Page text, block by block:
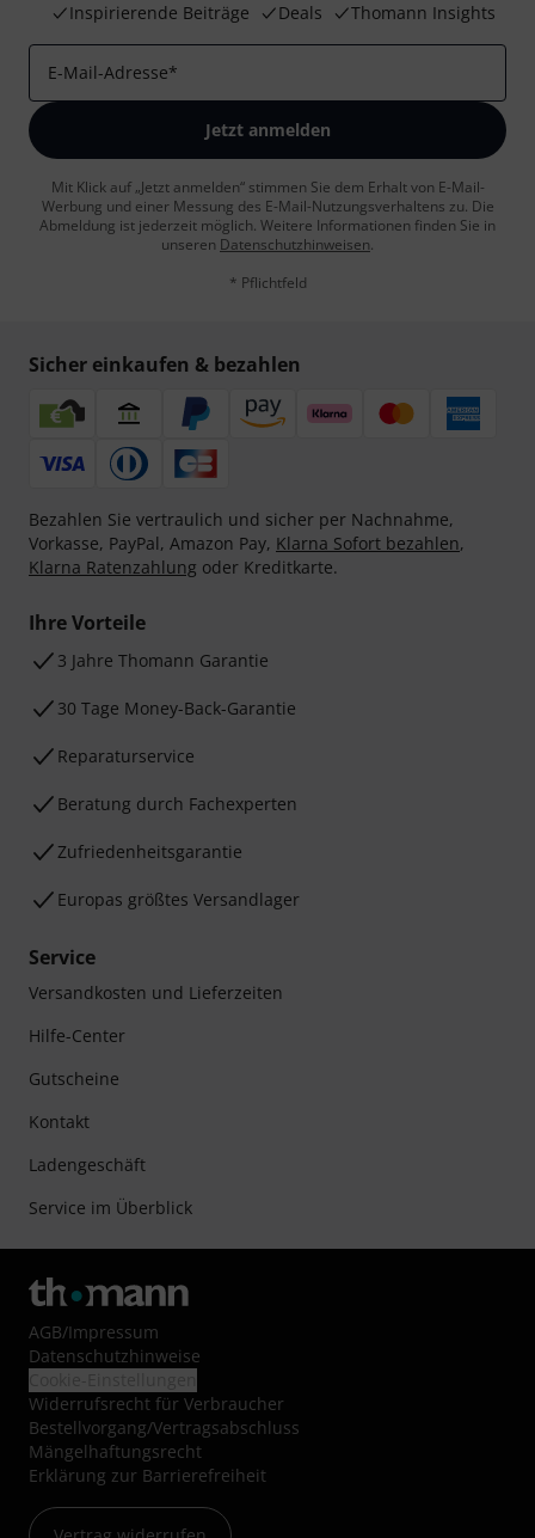
Inspirierende Beiträge
Deals Thomann Insights
E-Mail-Adresse*
Jetzt anmelden
Mit Klick auf „Jetzt anmelden“ stimmen Sie dem Erhalt von E-Mail-
Werbung und einer Messung des E-Mail-Nutzungsverhaltens zu. Die
Abmeldung ist jederzeit möglich. Weitere Informationen finden Sie in
unseren Datenschutzhinweisen.
* Pflichtfeld
Sicher einkaufen & bezahlen
Bezahlen Sie vertraulich und sicher per Nachnahme,
Vorkasse, PayPal, Amazon Pay, Klarna Sofort bezahlen,
Klarna Ratenzahlung oder Kreditkarte.
Ihre Vorteile
3 Jahre Thomann Garantie
30 Tage Money-Back-Garantie
Reparaturservice
Beratung durch Fachexperten
Zufriedenheitsgarantie
Europas größtes Versandlager
Service
Versandkosten und Lieferzeiten
Hilfe-Center
Gutscheine
Kontakt
Ladengeschäft
Service im Überblick
AGB/Impressum
Datenschutzhinweise
Widerrufsrecht für Verbraucher
Bestellvorgang/Vertragsabschluss
Mängelhaftungsrecht
Erklärung zur Barrierefreiheit